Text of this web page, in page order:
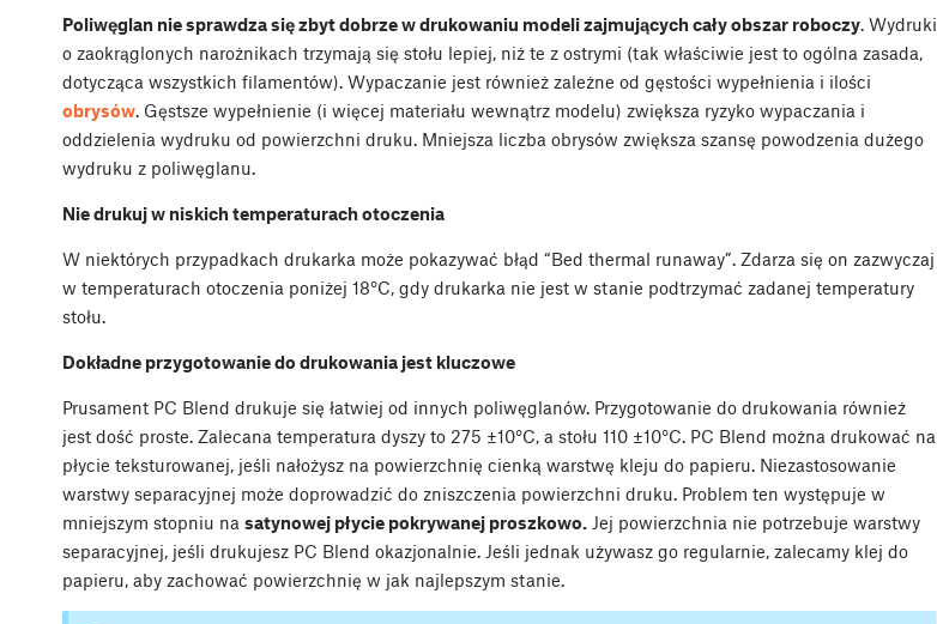
Poliwęglan nie sprawdza się zbyt dobrze w drukowaniu modeli zajmujących cały obszar roboczy. Wydruki
o zaokrąglonych narożnikach trzymają się stołu lepiej, niż te z ostrymi (tak właściwie jest to ogólna zasada,
dotycząca wszystkich filamentów). Wypaczanie jest również zależne od gęstości wypełnienia i ilości
obrysów. Gęstsze wypełnienie (i więcej materiału wewnątrz modelu) zwiększa ryzyko wypaczania i
oddzielenia wydruku od powierzchni druku. Mniejsza liczba obrysów zwiększa szansę powodzenia dużego
wydruku z poliwęglanu.
Nie drukuj w niskich temperaturach otoczenia
W niektórych przypadkach drukarka może pokazywać błąd “Bed thermal runaway”. Zdarza się on zazwyczaj
w temperaturach otoczenia poniżej 18°C, gdy drukarka nie jest w stanie podtrzymać zadanej temperatury
stołu.
Dokładne przygotowanie do drukowania jest kluczowe
Prusament PC Blend drukuje się łatwiej od innych poliwęglanów. Przygotowanie do drukowania również
jest dość proste. Zalecana temperatura dyszy to 275 ±10°C, a stołu 110 ±10°C. PC Blend można drukować na
płycie teksturowanej, jeśli nałożysz na powierzchnię cienką warstwę kleju do papieru. Niezastosowanie
warstwy separacyjnej może doprowadzić do zniszczenia powierzchni druku. Problem ten występuje w
mniejszym stopniu na satynowej płycie pokrywanej proszkowo. Jej powierzchnia nie potrzebuje warstwy
separacyjnej, jeśli drukujesz PC Blend okazjonalnie. Jeśli jednak używasz go regularnie, zalecamy klej do
papieru, aby zachować powierzchnię w jak najlepszym stanie.